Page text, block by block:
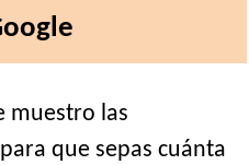
muestro las
que sepas cuánta